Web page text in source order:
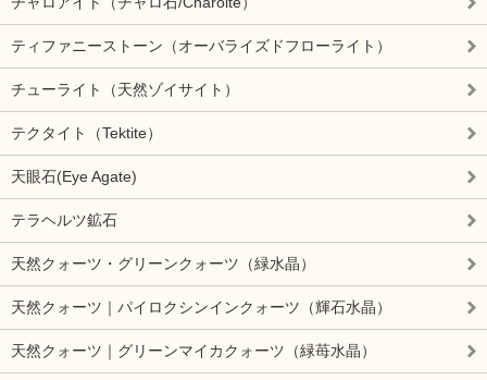
ティファニーストーン（オーバライズドフローライト）
チューライト（天然ゾイサイト）
テクタイト（Tektite）
天眼石(Eye Agate)
テラヘルツ鉱石
天然クォーツ・グリーンクォーツ（緑水晶）
天然クォーツ｜パイロクシンインクォーツ（輝石水晶）
天然クォーツ｜グリーンマイカクォーツ（緑苺水晶）